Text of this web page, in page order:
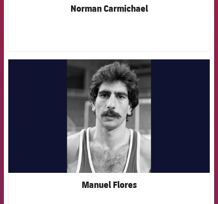
Norman Carmichael
FCB Barcelona badge
Manuel Flores